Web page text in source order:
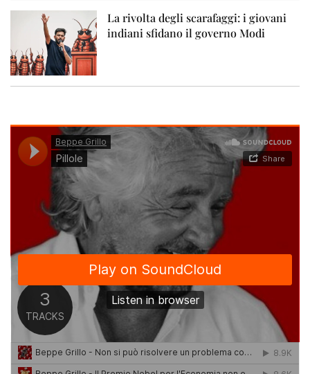
La rivolta degli scarafaggi: i giovani
indiani sfidano il governo Modi